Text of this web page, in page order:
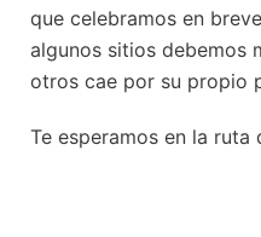
que celebramos en
algunos sitios debemos
otros cae por su propio
Te esperamos en la ruta